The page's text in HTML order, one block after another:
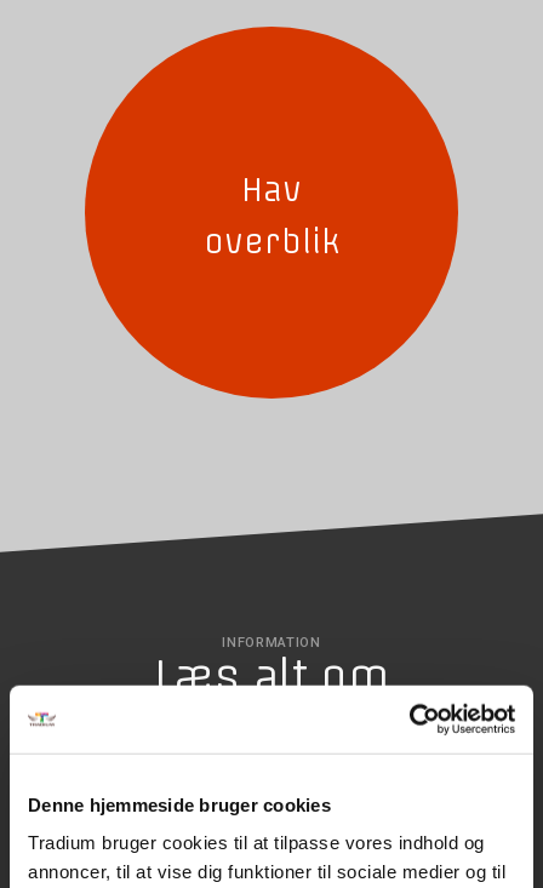
Denne hjemmeside bruger cookies
Tradium bruger cookies til at tilpasse vores indhold og
annoncer, til at vise dig funktioner til sociale medier og til
Hav
overblik
INFORMATION
Læs alt om
SØG OPTAGELSE